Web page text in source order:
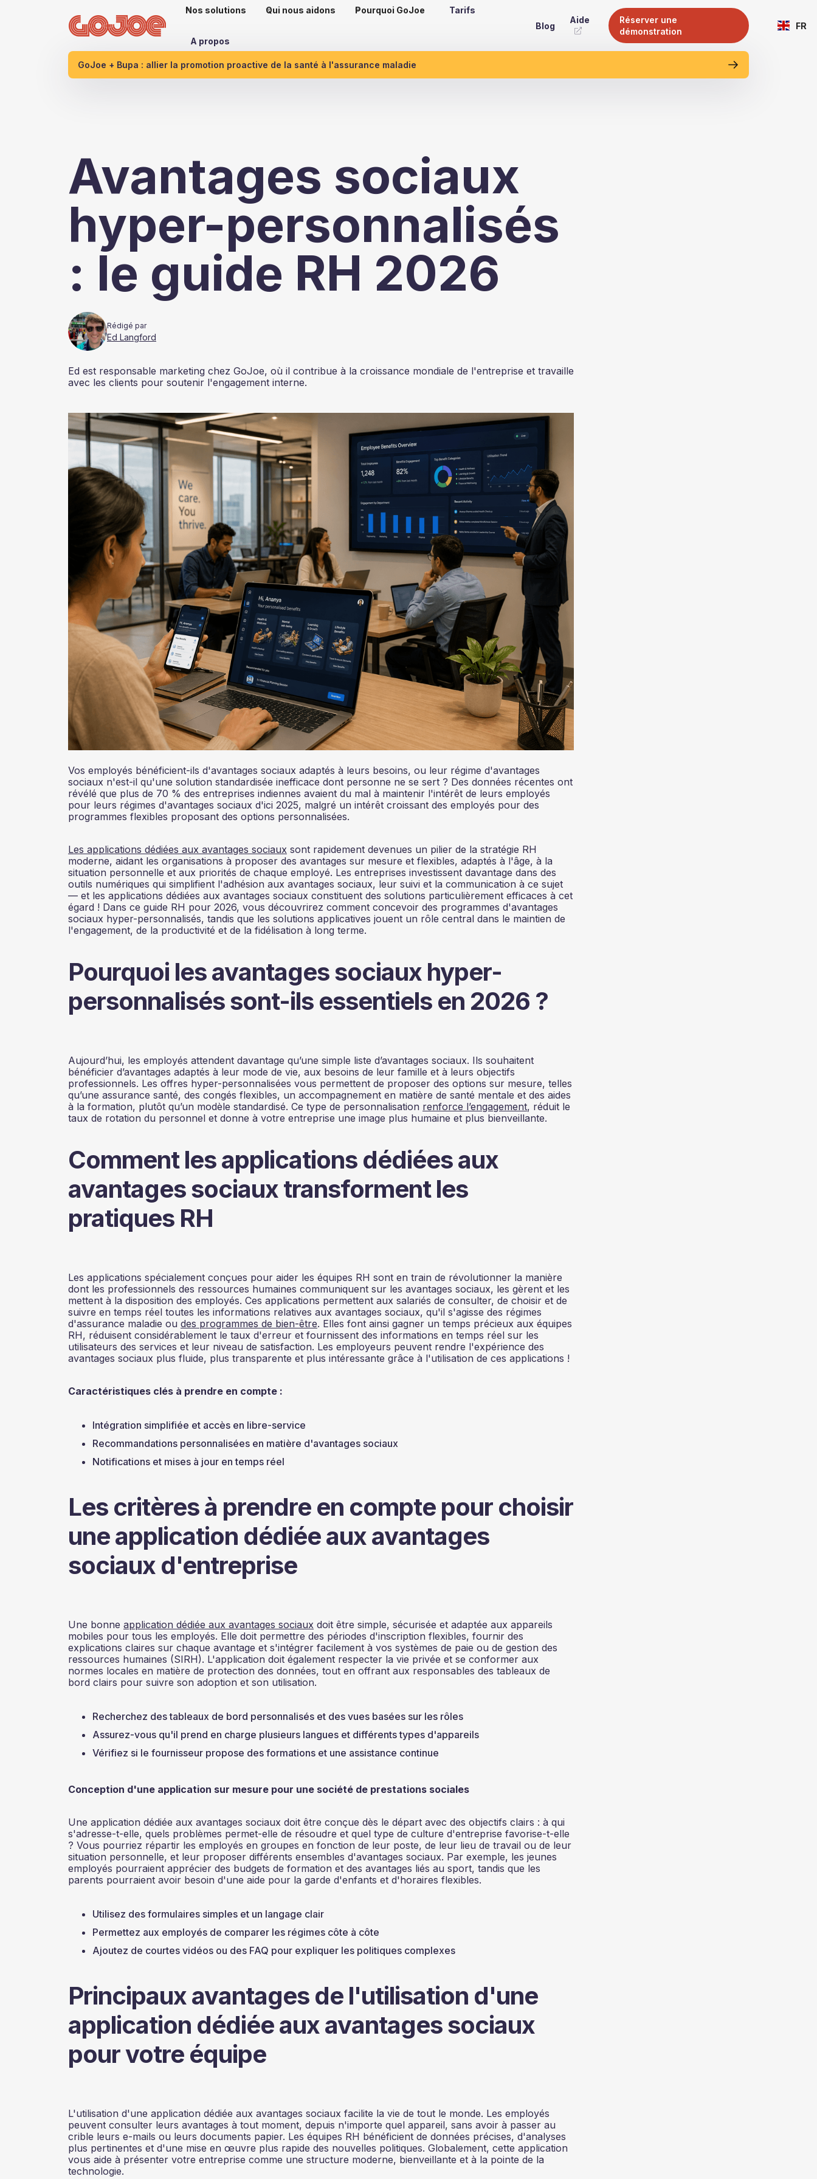
Nos solutions Qui nous aidons Pourquoi GoJoe Tarifs
A propos
Blog
Aide
Réserver une
démonstration
FR
GoJoe + Bupa : allier la promotion proactive de la santé à l'assurance maladie
Avantages sociaux
hyper-personnalisés
: le guide RH 2026
Rédigé par
Ed Langford
Ed est responsable marketing chez GoJoe, où il contribue à la croissance mondiale de l'entreprise et travaille
avec les clients pour soutenir l'engagement interne.
Vos employés bénéficient-ils d'avantages sociaux adaptés à leurs besoins, ou leur régime d'avantages
sociaux n'est-il qu'une solution standardisée inefficace dont personne ne se sert ? Des données récentes ont
révélé que plus de 70 % des entreprises indiennes avaient du mal à maintenir l'intérêt de leurs employés
pour leurs régimes d'avantages sociaux d'ici 2025, malgré un intérêt croissant des employés pour des
programmes flexibles proposant des options personnalisées.
Les applications dédiées aux avantages sociaux sont rapidement devenues un pilier de la stratégie RH
moderne, aidant les organisations à proposer des avantages sur mesure et flexibles, adaptés à l'âge, à la
situation personnelle et aux priorités de chaque employé. Les entreprises investissent davantage dans des
outils numériques qui simplifient l'adhésion aux avantages sociaux, leur suivi et la communication à ce sujet
— et les applications dédiées aux avantages sociaux constituent des solutions particulièrement efficaces à cet
égard ! Dans ce guide RH pour 2026, vous découvrirez comment concevoir des programmes d'avantages
sociaux hyper-personnalisés, tandis que les solutions applicatives jouent un rôle central dans le maintien de
l'engagement, de la productivité et de la fidélisation à long terme.
Pourquoi les avantages sociaux hyper-
personnalisés sont-ils essentiels en 2026 ?
Aujourd’hui, les employés attendent davantage qu’une simple liste d’avantages sociaux. Ils souhaitent
bénéficier d’avantages adaptés à leur mode de vie, aux besoins de leur famille et à leurs objectifs
professionnels. Les offres hyper-personnalisées vous permettent de proposer des options sur mesure, telles
qu’une assurance santé, des congés flexibles, un accompagnement en matière de santé mentale et des aides
à la formation, plutôt qu’un modèle standardisé. Ce type de personnalisation renforce l’engagement, réduit le
taux de rotation du personnel et donne à votre entreprise une image plus humaine et plus bienveillante.
Comment les applications dédiées aux
avantages sociaux transforment les
pratiques RH
Les applications spécialement conçues pour aider les équipes RH sont en train de révolutionner la manière
dont les professionnels des ressources humaines communiquent sur les avantages sociaux, les gèrent et les
mettent à la disposition des employés. Ces applications permettent aux salariés de consulter, de choisir et de
suivre en temps réel toutes les informations relatives aux avantages sociaux, qu'il s'agisse des régimes
d'assurance maladie ou des programmes de bien-être. Elles font ainsi gagner un temps précieux aux équipes
RH, réduisent considérablement le taux d'erreur et fournissent des informations en temps réel sur les
utilisateurs des services et leur niveau de satisfaction. Les employeurs peuvent rendre l'expérience des
avantages sociaux plus fluide, plus transparente et plus intéressante grâce à l'utilisation de ces applications !
Caractéristiques clés à prendre en compte :
Intégration simplifiée et accès en libre-service
Recommandations personnalisées en matière d'avantages sociaux
Notifications et mises à jour en temps réel
Les critères à prendre en compte pour choisir
une application dédiée aux avantages
sociaux d'entreprise
Une bonne application dédiée aux avantages sociaux doit être simple, sécurisée et adaptée aux appareils
mobiles pour tous les employés. Elle doit permettre des périodes d'inscription flexibles, fournir des
explications claires sur chaque avantage et s'intégrer facilement à vos systèmes de paie ou de gestion des
ressources humaines (SIRH). L'application doit également respecter la vie privée et se conformer aux
normes locales en matière de protection des données, tout en offrant aux responsables des tableaux de
bord clairs pour suivre son adoption et son utilisation.
Recherchez des tableaux de bord personnalisés et des vues basées sur les rôles
Assurez-vous qu'il prend en charge plusieurs langues et différents types d'appareils
Vérifiez si le fournisseur propose des formations et une assistance continue
Conception d'une application sur mesure pour une société de prestations sociales
Une application dédiée aux avantages sociaux doit être conçue dès le départ avec des objectifs clairs : à qui
s'adresse-t-elle, quels problèmes permet-elle de résoudre et quel type de culture d'entreprise favorise-t-elle
? Vous pourriez répartir les employés en groupes en fonction de leur poste, de leur lieu de travail ou de leur
situation personnelle, et leur proposer différents ensembles d'avantages sociaux. Par exemple, les jeunes
employés pourraient apprécier des budgets de formation et des avantages liés au sport, tandis que les
parents pourraient avoir besoin d'une aide pour la garde d'enfants et d'horaires flexibles.
Utilisez des formulaires simples et un langage clair
Permettez aux employés de comparer les régimes côte à côte
Ajoutez de courtes vidéos ou des FAQ pour expliquer les politiques complexes
Principaux avantages de l'utilisation d'une
application dédiée aux avantages sociaux
pour votre équipe
L'utilisation d'une application dédiée aux avantages sociaux facilite la vie de tout le monde. Les employés
peuvent consulter leurs avantages à tout moment, depuis n'importe quel appareil, sans avoir à passer au
crible leurs e-mails ou leurs documents papier. Les équipes RH bénéficient de données précises, d'analyses
plus pertinentes et d'une mise en œuvre plus rapide des nouvelles politiques. Globalement, cette application
vous aide à présenter votre entreprise comme une structure moderne, bienveillante et à la pointe de la
technologie.